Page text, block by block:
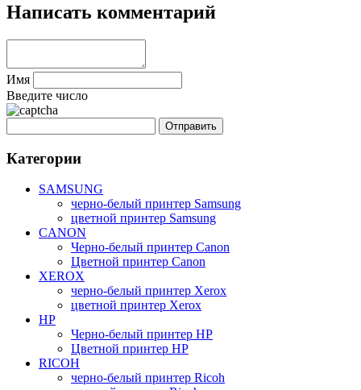
Написать комментарий
Имя
Введите число
Категории
SAMSUNG
черно-белый принтер Samsung
цветной принтер Samsung
CANON
Черно-белый принтер Canon
Цветной принтер Canon
XEROX
черно-белый принтер Xerox
цветной принтер Xerox
HP
Черно-белый принтер HP
Цветной принтер HP
RICOH
черно-белый принтер Ricoh